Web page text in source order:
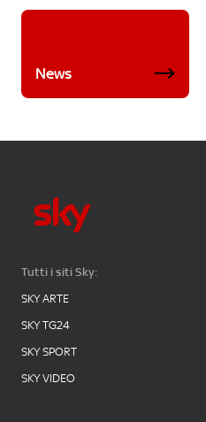
News
Tutti i siti Sky:
SKY ARTE
SKY TG24
SKY SPORT
SKY VIDEO